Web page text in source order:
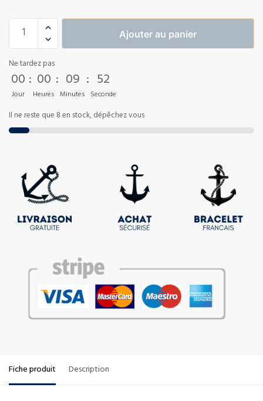
Ajouter au panier
Ne tardez pas
00
Jour
: 00
Heures
: 09
Minutes
: 52
Seconde
Il ne reste que 8 en stock, dépêchez vous
Fiche produit Description